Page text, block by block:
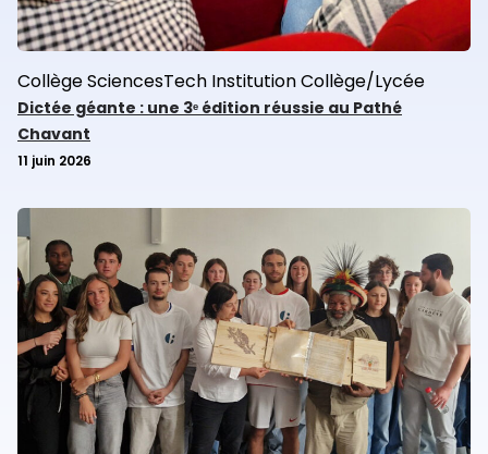
CollègeSciencesTech InstitutionCollège/Lycée
Dictée géante : une 3ᵉ édition réussie au Pathé
Chavant
11 juin 2026